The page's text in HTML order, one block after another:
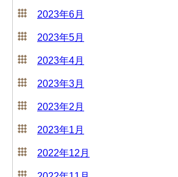
2023年6月
2023年5月
2023年4月
2023年3月
2023年2月
2023年1月
2022年12月